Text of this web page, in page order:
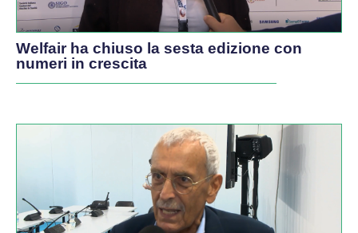
Welfair ha chiuso la sesta edizione con
numeri in crescita